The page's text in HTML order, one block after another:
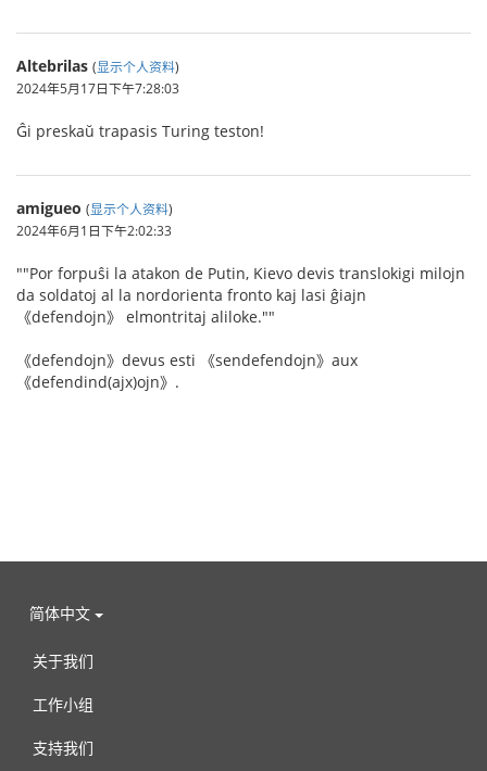
Altebrilas (显示个人资料)
2024年5月17日下午7:28:03
Ĝi preskaŭ trapasis Turing teston!
amigueo (显示个人资料)
2024年6月1日下午2:02:33
""Por forpuŝi la atakon de Putin, Kievo devis translokigi milojn
da soldatoj al la nordorienta fronto kaj lasi ĝiajn
《defendojn》 elmontritaj aliloke.""
《defendojn》devus esti 《sendefendojn》aux
《defendind(ajx)ojn》.
简体中文
关于我们
工作小组
支持我们